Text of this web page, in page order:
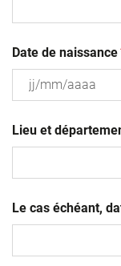
Date de naissance
slash
MM
Lieu et
Le cas échéant,